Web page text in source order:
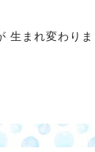
生まれ変わり